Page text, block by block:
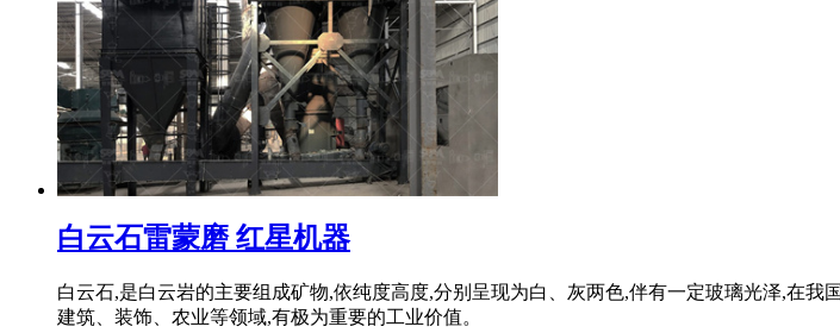
白云石雷蒙磨 红星机器
白云石,是白云岩的主要组成矿物,依纯度高度,分别呈现为白、灰两色,伴有一定玻璃光泽,在
建筑、装饰、农业等领域,有极为重要的工业价值。